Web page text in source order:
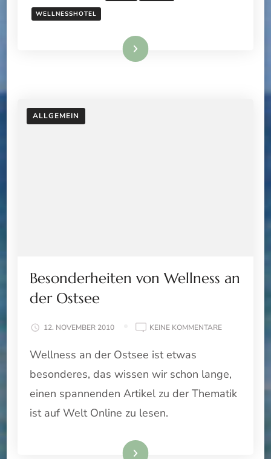
WELLNESSHOTEL
Weiterlesen
ALLGEMEIN
Besonderheiten von Wellness an
der Ostsee
12. NOVEMBER 2010 KEINE KOMMENTAREZU
AN
DER
Wellness an der Ostsee ist etwas
besonderes, das wissen wir schon lange,
einen spannenden Artikel zu der Thematik
ist auf Welt Online zu lesen.
Weiterlesen